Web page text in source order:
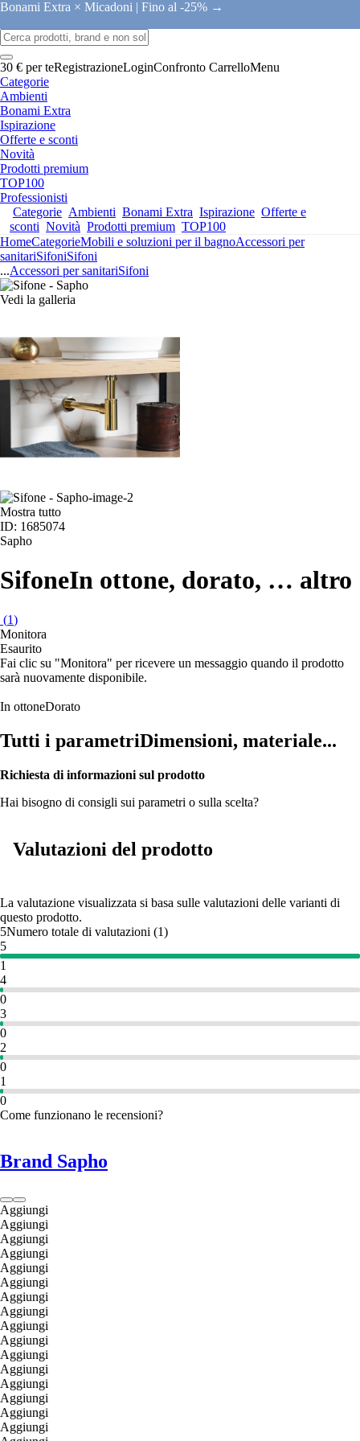
Bonami Extra × Micadoni | Fino al -25% →
30 € per teRegistrazioneLoginConfronto CarrelloMenu
Categorie
Ambienti
Bonami Extra
Ispirazione
Offerte e sconti
Novità
Prodotti premium
TOP100
Professionisti
Categorie Ambienti Bonami Extra Ispirazione Offerte e
sconti Novità Prodotti premium TOP100
HomeCategorieMobili e soluzioni per il bagnoAccessori per
sanitariSifoniSifoni
...Accessori per sanitariSifoni
Vedi la galleria
Mostra tutto
ID: 1685074
Sapho
SifoneIn ottone, dorato, … altro
(1)
Monitora
Esaurito
Fai clic su "Monitora" per ricevere un messaggio quando il prodotto
sarà nuovamente disponibile.
In ottoneDorato
Tutti i parametriDimensioni, materiale...
Richiesta di informazioni sul prodotto
Hai bisogno di consigli sui parametri o sulla scelta?
Valutazioni del prodotto
La valutazione visualizzata si basa sulle valutazioni delle varianti di
questo prodotto.
5Numero totale di valutazioni (1)
5
1
4
0
3
0
2
0
1
0
Come funzionano le recensioni?
Brand Sapho
Aggiungi
Aggiungi
Aggiungi
Aggiungi
Aggiungi
Aggiungi
Aggiungi
Aggiungi
Aggiungi
Aggiungi
Aggiungi
Aggiungi
Aggiungi
Aggiungi
Aggiungi
Aggiungi